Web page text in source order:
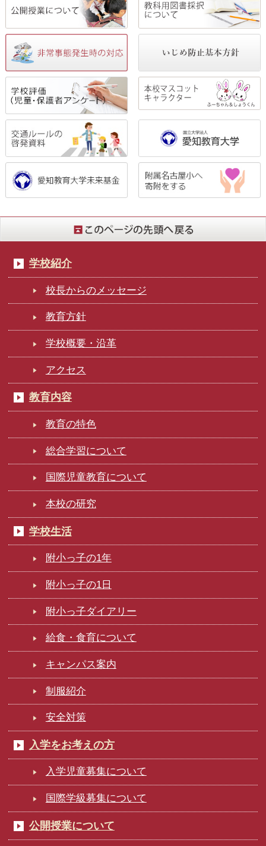
学校紹介
校長からのメッセージ
教育方針
学校概要・沿革
アクセス
教育内容
教育の特色
総合学習について
国際児童教育について
本校の研究
学校生活
附小っ子の1年
附小っ子の1日
附小っ子ダイアリー
給食・食育について
キャンパス案内
制服紹介
安全対策
入学をお考えの方
入学児童募集について
国際学級募集について
公開授業について